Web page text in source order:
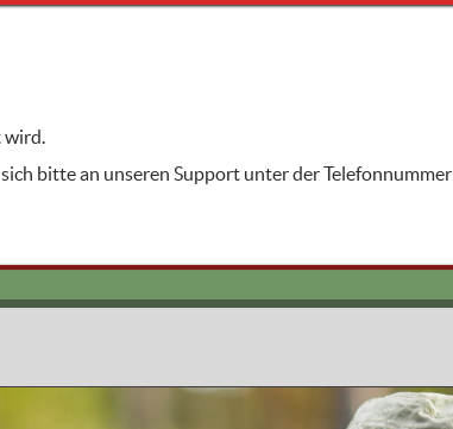
bitte an unseren Support unter der Telefonnummer